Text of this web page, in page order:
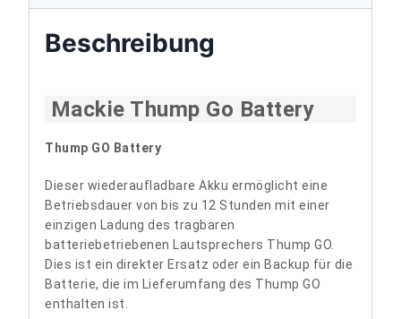
Beschreibung
Mackie Thump Go Battery
Thump GO Battery
Dieser wiederaufladbare Akku ermöglicht eine
Betriebsdauer von bis zu 12 Stunden mit einer
einzigen Ladung des tragbaren
batteriebetriebenen Lautsprechers Thump GO.
Dies ist ein direkter Ersatz oder ein Backup für die
Batterie, die im Lieferumfang des Thump GO
enthalten ist.